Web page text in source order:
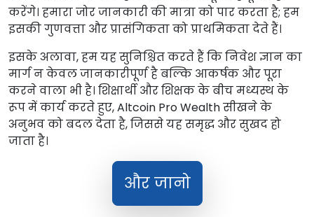
करेंगे। हमारा जोर जानकारी की मात्रा को पार करता है; हम
इसकी गुणवत्ता और प्रासंगिकता को प्राथमिकता देते हैं।
इसके अलावा, हम यह सुनिश्चित करते हैं कि निवेश ज्ञान का
मार्ग न केवल जानकारीपूर्ण है बल्कि आकर्षक और पूरा
करने वाला भी है। शिक्षार्थी और शिक्षक के बीच मध्यस्थ के
रूप में कार्य करते हुए, Altcoin Pro Wealth सीखने के
अनुभव को बदल देता है, जिससे यह समृद्ध और सुखद हो
जाता है।
और जानो